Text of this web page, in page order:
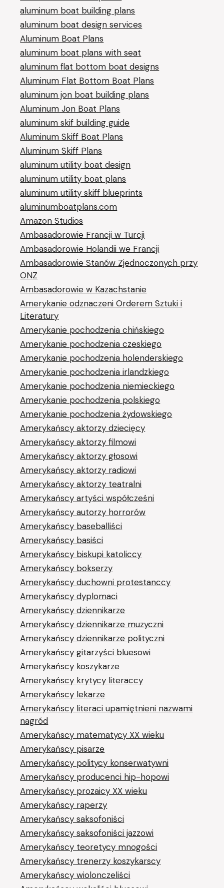
aluminum boat building plans
aluminum boat design services
Aluminum Boat Plans
aluminum boat plans with seat
aluminum flat bottom boat designs
Aluminum Flat Bottom Boat Plans
aluminum jon boat building plans
Aluminum Jon Boat Plans
aluminum skif building guide
Aluminum Skiff Boat Plans
Aluminum Skiff Plans
aluminum utility boat design
aluminum utility boat plans
aluminum utility skiff blueprints
aluminumboatplans.com
Amazon Studios
Ambasadorowie Francji w Turcji
Ambasadorowie Holandii we Francji
Ambasadorowie Stanów Zjednoczonych przy
ONZ
Ambasadorowie w Kazachstanie
Amerykanie odznaczeni Orderem Sztuki i
Literatury
Amerykanie pochodzenia chińskiego
Amerykanie pochodzenia czeskiego
Amerykanie pochodzenia holenderskiego
Amerykanie pochodzenia irlandzkiego
Amerykanie pochodzenia niemieckiego
Amerykanie pochodzenia polskiego
Amerykanie pochodzenia żydowskiego
Amerykańscy aktorzy dziecięcy
Amerykańscy aktorzy filmowi
Amerykańscy aktorzy głosowi
Amerykańscy aktorzy radiowi
Amerykańscy aktorzy teatralni
Amerykańscy artyści współcześni
Amerykańscy autorzy horrorów
Amerykańscy baseballiści
Amerykańscy basiści
Amerykańscy biskupi katoliccy
Amerykańscy bokserzy
Amerykańscy duchowni protestanccy
Amerykańscy dyplomaci
Amerykańscy dziennikarze
Amerykańscy dziennikarze muzyczni
Amerykańscy dziennikarze polityczni
Amerykańscy gitarzyści bluesowi
Amerykańscy koszykarze
Amerykańscy krytycy literaccy
Amerykańscy lekarze
Amerykańscy literaci upamiętnieni nazwami
nagród
Amerykańscy matematycy XX wieku
Amerykańscy pisarze
Amerykańscy politycy konserwatywni
Amerykańscy producenci hip-hopowi
Amerykańscy prozaicy XX wieku
Amerykańscy raperzy
Amerykańscy saksofoniści
Amerykańscy saksofoniści jazzowi
Amerykańscy teoretycy mnogości
Amerykańscy trenerzy koszykarscy
Amerykańscy wiolonczeliści